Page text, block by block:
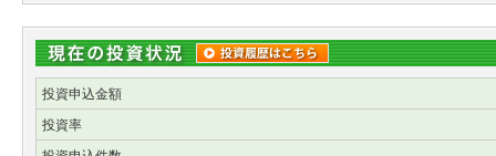
投資申込金額
投資率